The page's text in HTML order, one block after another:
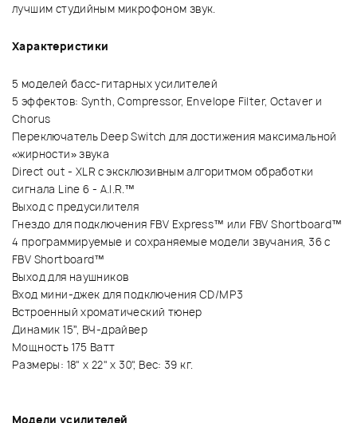
лучшим студийным микрофоном звук.
Характеристики
5 моделей басс-гитарных усилителей
5 эффектов: Synth, Compressor, Envelope Filter, Octaver и
Chorus
Переключатель Deep Switch для достижения максимальной
«жирности» звука
Direct out - XLR с эксклюзивным алгоритмом обработки
сигнала Line 6 - A.I.R.™
Выход с предусилителя
Гнездо для подключения FBV Express™ или FBV Shortboard™
4 программируемые и сохраняемые модели звучания, 36 с
FBV Shortboard™
Выход для наушников
Вход мини-джек для подключения CD/MP3
Встроенный хроматический тюнер
Динамик 15”, ВЧ-драйвер
Мощность 175 Ватт
Размеры: 18" x 22" x 30", Вес: 39 кг.